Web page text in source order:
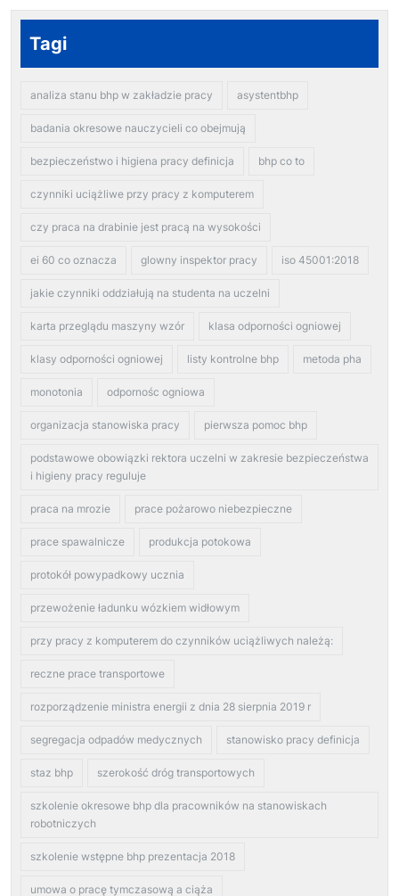
Tagi
analiza stanu bhp w zakładzie pracy asystentbhp
badania okresowe nauczycieli co obejmują
bezpieczeństwo i higiena pracy definicja bhp co to
czynniki uciążliwe przy pracy z komputerem
czy praca na drabinie jest pracą na wysokości
ei 60 co oznacza glowny inspektor pracy iso 45001:2018
jakie czynniki oddziałują na studenta na uczelni
karta przeglądu maszyny wzór klasa odporności ogniowej
klasy odporności ogniowej listy kontrolne bhp metoda pha
monotonia odpornośc ogniowa
organizacja stanowiska pracy pierwsza pomoc bhp
podstawowe obowiązki rektora uczelni w zakresie bezpieczeństwa
i higieny pracy reguluje
praca na mrozie prace pożarowo niebezpieczne
prace spawalnicze produkcja potokowa
protokół powypadkowy ucznia
przewożenie ładunku wózkiem widłowym
przy pracy z komputerem do czynników uciążliwych należą:
reczne prace transportowe
rozporządzenie ministra energii z dnia 28 sierpnia 2019 r
segregacja odpadów medycznych stanowisko pracy definicja
staz bhp szerokość dróg transportowych
szkolenie okresowe bhp dla pracowników na stanowiskach
robotniczych
szkolenie wstępne bhp prezentacja 2018
umowa o pracę tymczasową a ciąża